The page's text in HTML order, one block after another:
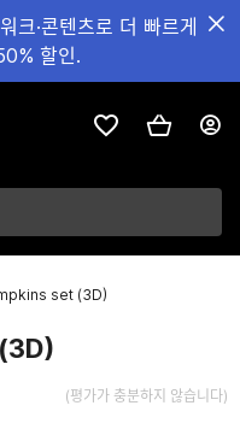
크·콘텐츠로 더 빠르게
할인.
set (3D)
(평가가 충분하지 않습니다)